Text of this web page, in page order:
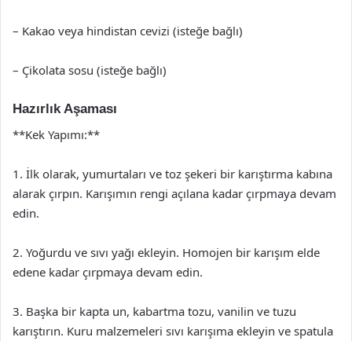
– Kakao veya hindistan cevizi (isteğe bağlı)
– Çikolata sosu (isteğe bağlı)
Hazırlık Aşaması
**Kek Yapımı:**
1. İlk olarak, yumurtaları ve toz şekeri bir karıştırma kabına
alarak çırpın. Karışımın rengi açılana kadar çırpmaya devam
edin.
2. Yoğurdu ve sıvı yağı ekleyin. Homojen bir karışım elde
edene kadar çırpmaya devam edin.
3. Başka bir kapta un, kabartma tozu, vanilin ve tuzu
karıştırın. Kuru malzemeleri sıvı karışıma ekleyin ve spatula